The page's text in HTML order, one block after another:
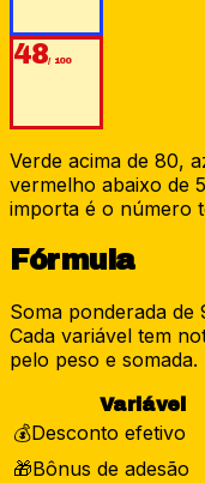
48/ 100
Verde acima de 80,
vermelho abaixo de
importa é o número
Fórmula
Soma ponderada de
Cada variável tem
pelo peso e somada.
Variável
💰Desconto efetivo
🎁Bônus de adesão